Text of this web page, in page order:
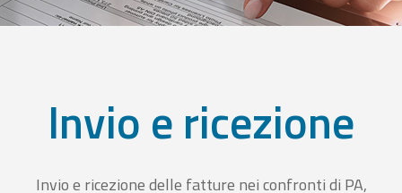
Invio e ricezione
Invio e ricezione delle fatture nei confronti di PA,